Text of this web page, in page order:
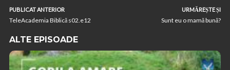
PUBLICAT ANTERIOR
TeleAcademia Biblică s02.e12
URMĂREȘTE ȘI
Sunt eu o mamă bună?
ALTE EPISOADE